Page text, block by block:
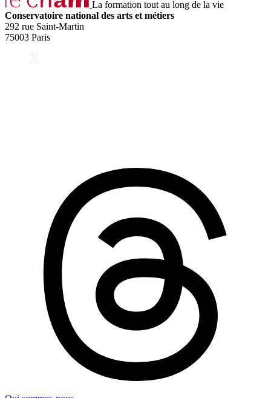
La formation tout au long de la vie
Conservatoire national des arts et métiers
292 rue Saint-Martin
75003 Paris